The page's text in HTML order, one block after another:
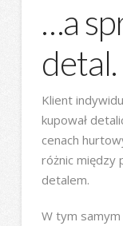
…a
detal.
Klient
kupował
cenach
różnic między
detalem.
W tym samym